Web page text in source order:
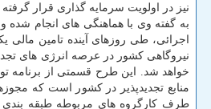
نیز در اولویت سرمایه گذاری قرار
به گفته وی با هماهنگی های انجام شده
اجرائی، طی روزهای آینده تامین
نیروگاهی کشور در عرصه انرژی های
منابع تجدیدپذیر در کشور است که
طرف کارگروه های مربوطه طبقه